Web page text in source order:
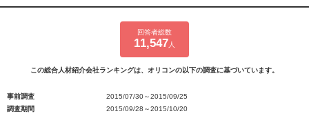
回答者総数
11,547 人
この総合人材紹介会社ランキングは、オリコンの以下の調査に基づいています。
事前調査
2015/07/30～2015/09/25
調査期間
2015/09/28～2015/10/20